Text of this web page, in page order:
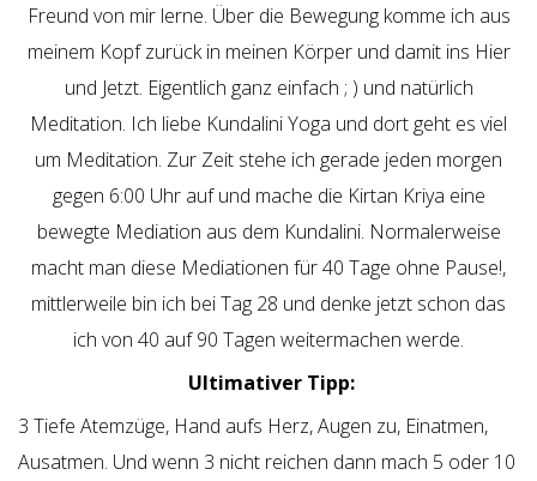
Freund von mir lerne. Über die Bewegung komme ich aus
meinem Kopf zurück in meinen Körper und damit ins Hier
und Jetzt. Eigentlich ganz einfach ; ) und natürlich
Meditation. Ich liebe Kundalini Yoga und dort geht es viel
um Meditation. Zur Zeit stehe ich gerade jeden morgen
gegen 6:00 Uhr auf und mache die Kirtan Kriya eine
bewegte Mediation aus dem Kundalini. Normalerweise
macht man diese Mediationen für 40 Tage ohne Pause!,
mittlerweile bin ich bei Tag 28 und denke jetzt schon das
ich von 40 auf 90 Tagen weitermachen werde.
Ultimativer Tipp:
3 Tiefe Atemzüge, Hand aufs Herz, Augen zu, Einatmen,
Ausatmen. Und wenn 3 nicht reichen dann mach 5 oder 10